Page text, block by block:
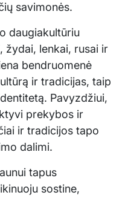
savimonės.
daugiakultūriu
žydai, lenkai, rusai ir
bendruomenė
ir tradicijas, taip
Pavyzdžiui,
prekybos ir
ir tradicijos tapo
dalimi.
tapus
sostine,